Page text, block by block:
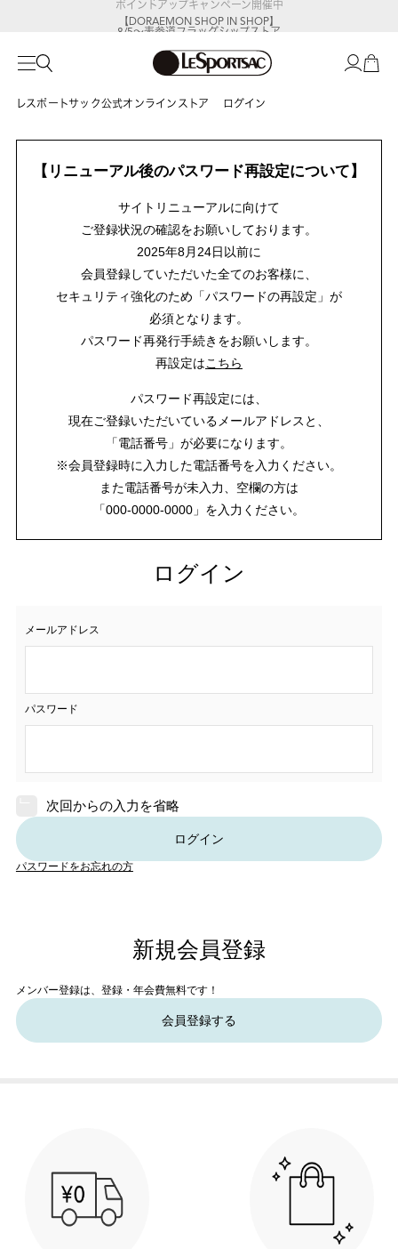
【DORAEMON SHOP IN SHOP】
8/5～表参道フラッグシップストア
レスポートサック公式オンラインストア ログイン
【リニューアル後のパスワード再設定について】
サイトリニューアルに向けて
ご登録状況の確認をお願いしております。
2025年8月24日以前に
会員登録していただいた全てのお客様に、
セキュリティ強化のため「パスワードの再設定」が
必須となります。
パスワード再発行手続きをお願いします。
再設定はこちら
パスワード再設定には、
現在ご登録いただいているメールアドレスと、
「電話番号」が必要になります。
※会員登録時に入力した電話番号を入力ください。
また電話番号が未入力、空欄の方は
「000-0000-0000」を入力ください。
ログイン
メールアドレス
パスワード
次回からの入力を省略
ログイン
パスワードをお忘れの方
新規会員登録
メンバー登録は、登録・年会費無料です！
会員登録する